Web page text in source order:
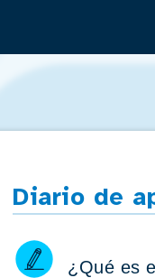
Diario de
¿Qué es